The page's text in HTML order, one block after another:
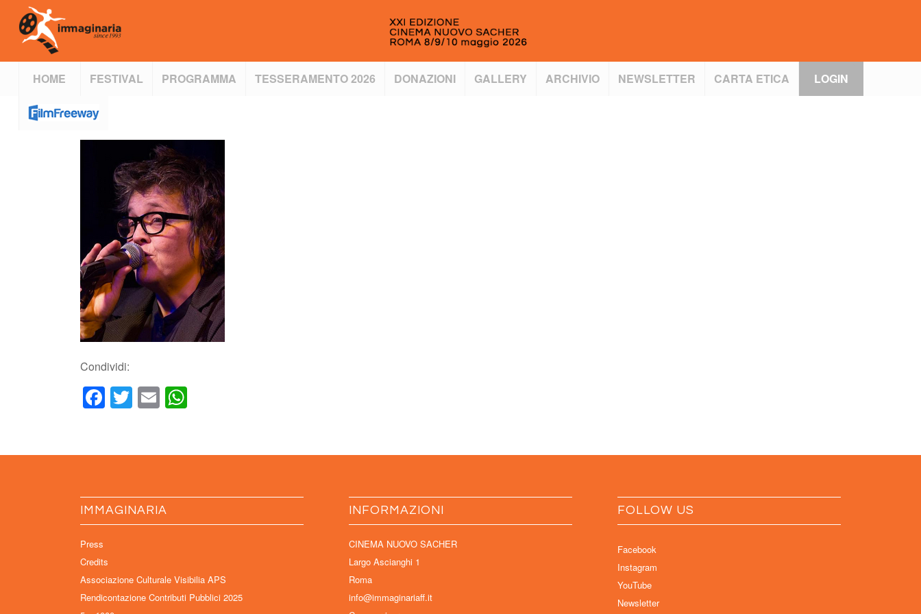
HOME FESTIVAL PROGRAMMA TESSERAMENTO 2026 DONAZIONI GALLERY ARCHIVIO NEWSLETTER CARTA ETICA LOGIN
Condividi:
Facebook
Twitter
Email
IMMAGINARIA
Press
Credits
Associazione Culturale Visibilia APS
Rendicontazione Contributi Pubblici 2025
INFORMAZIONI
CINEMA NUOVO SACHER
Largo Ascianghi 1
Roma
info@immaginariaff.it
FOLLOW US
Facebook
Instagram
YouTube
Newsletter